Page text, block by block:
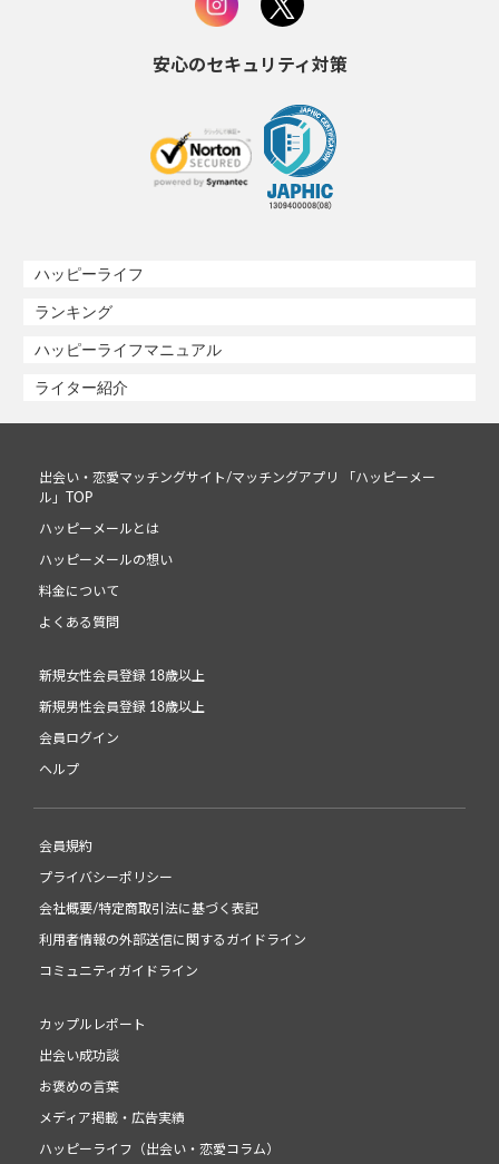
安心のセキュリティ対策
ハッピーライフ
ランキング
ハッピーライフマニュアル
ライター紹介
出会い・恋愛マッチングサイト/マッチングアプリ 「ハッピーメー
ル」TOP
ハッピーメールとは
ハッピーメールの想い
料金について
よくある質問
新規女性会員登録 18歳以上
新規男性会員登録 18歳以上
会員ログイン
ヘルプ
会員規約
プライバシーポリシー
会社概要/特定商取引法に基づく表記
利用者情報の外部送信に関するガイドライン
コミュニティガイドライン
カップルレポート
出会い成功談
お褒めの言葉
メディア掲載・広告実績
ハッピーライフ（出会い・恋愛コラム）